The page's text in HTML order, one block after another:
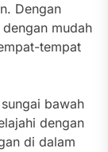
Dengan
mudah
tempat
bawah
dengan
di dalam